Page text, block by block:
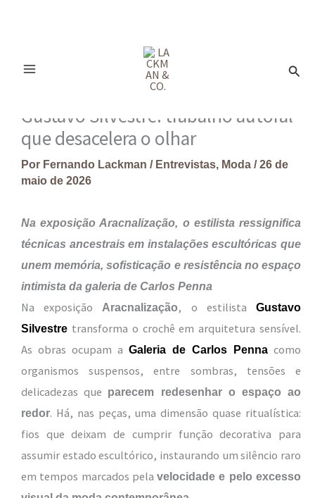
Gustavo Silvestre: trabalho autoral
que desacelera o olhar
Por Fernando Lackman / Entrevistas, Moda /26 de
maio de 2026
Na exposição Aracnalização, o estilista ressignifica
técnicas ancestrais em instalações escultóricas que
unem memória, sofisticação e resistência no espaço
intimista da galeria de Carlos Penna
Na exposição Aracnalização, o estilistaGustavo
Silvestre transforma o crochê em arquitetura sensível.
As obras ocupam a Galeria de Carlos Penna como
organismos suspensos, entre sombras, tensões e
delicadezas que parecem redesenhar o espaço ao
redor. Há, nas peças, uma dimensão quase ritualística:
fios que deixam de cumprir função decorativa para
assumir estado escultórico, instaurando um silêncio raro
em tempos marcados pelavelocidade e pelo excesso